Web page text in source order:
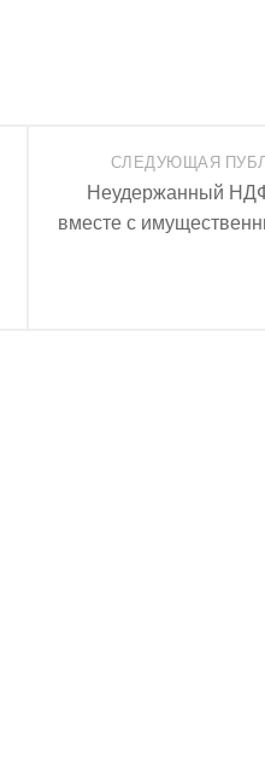
СЛЕДУЮЩАЯ
Неудержанный
вместе с